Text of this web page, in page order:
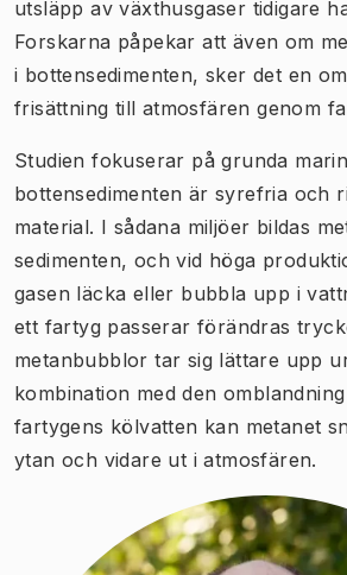
utsläpp av växthusgaser tidigare
Forskarna påpekar att även om
i bottensedimenten, sker det en
frisättning till atmosfären genom
Studien fokuserar på grunda
bottensedimenten är syrefria och
material. I sådana miljöer bildas
sedimenten, och vid höga
gasen läcka eller bubbla upp i
ett fartyg passerar förändras
metanbubblor tar sig lättare upp
kombination med den
fartygens kölvatten kan metanet
ytan och vidare ut i atmosfären.